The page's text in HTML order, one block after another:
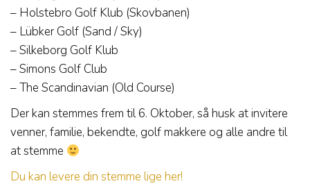
– Holstebro Golf Klub (Skovbanen)
– Lübker Golf (Sand / Sky)
– Silkeborg Golf Klub
– Simons Golf Club
– The Scandinavian (Old Course)
Der kan stemmes frem til 6. Oktober, så husk at invitere
venner, familie, bekendte, golf makkere og alle andre til
at stemme
Du kan levere din stemme lige her!